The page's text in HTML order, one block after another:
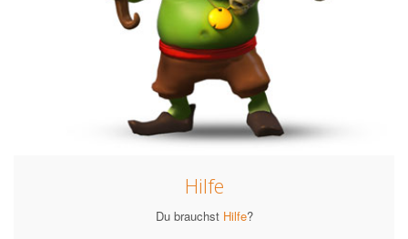
Hilfe
Du brauchst Hilfe?